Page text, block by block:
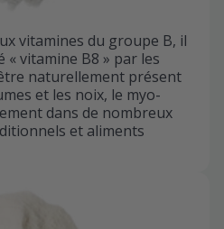
vitamines du groupe B, il
vitamine B8 » par les
naturellement présent
et les noix, le myo-
dans de nombreux
et aliments